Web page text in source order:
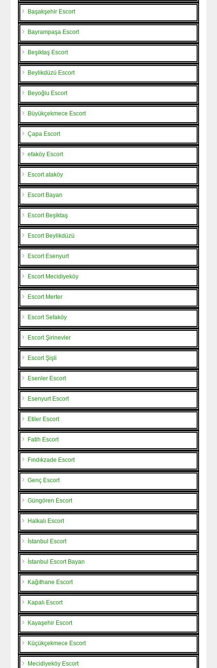
Başakşehir Escort
Bayrampaşa Escort
Beşiktaş Escort
Beylikdüzü Escort
Beyoğlu Escort
Büyükçekmece Escort
Çapa Escort
efaköy Escort
Escort ataköy
Escort Bayan
Escort Beşiktaş
Escort Beylikdüzü
Escort Esenyurt
Escort Mecidiyeköy
Escort Merter
Escort Sefaköy
Escort Şirinevler
Escort Şişli
Esenler Escort
Esenyurt Escort
Etiler Escort
Fatih Escort
Fındıkzade Escort
Genç Escort
Güngören Escort
Halkalı Escort
İstanbul Escort
İstanbul Escort Bayan
Kağıthane Escort
Kapalı Escort
Kayaşehir Escort
Küçükçekmece Escort
Mecidiyeköy Escort